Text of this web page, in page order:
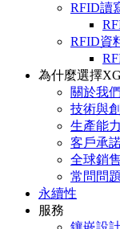
RFID讀
RFID資
為什麼選擇
關於我們
技術與
生產能力
客戶承
全球銷
常問問題
永續性
服務